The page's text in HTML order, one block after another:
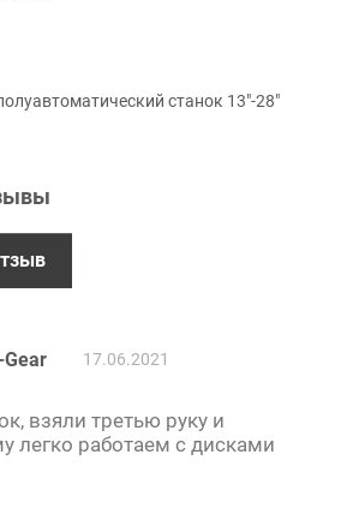
(при получении)
Mastercard - LiqPay
в течение 14 дней
станок 13"-28"
17.06.2021
взяли третью руку и
легко работаем с дисками